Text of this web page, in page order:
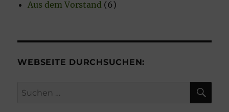
Aus dem Vorstand (6)
WEBSEITE DURCHSUCHEN:
Suchen